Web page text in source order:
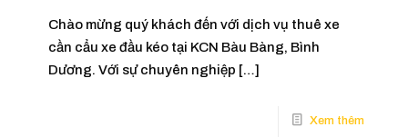
Chào mừng quý khách đến với dịch vụ thuê xe
cần cẩu xe đầu kéo tại KCN Bàu Bàng, Bình
Dương. Với sự chuyên nghiệp […]